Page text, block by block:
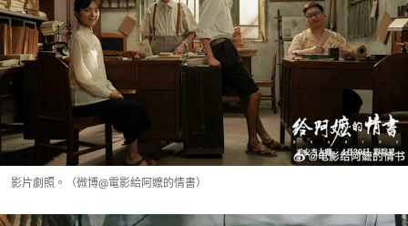
影片劇照。（微博@電影給阿嬤的情書）